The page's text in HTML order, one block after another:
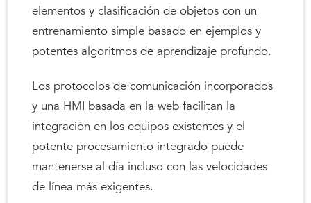
elementos y clasificación de objetos con un
entrenamiento simple basado en ejemplos y
potentes algoritmos de aprendizaje profundo.
Los protocolos de comunicación incorporados
y una HMI basada en la web facilitan la
integración en los equipos existentes y el
potente procesamiento integrado puede
mantenerse al día incluso con las velocidades
de línea más exigentes.